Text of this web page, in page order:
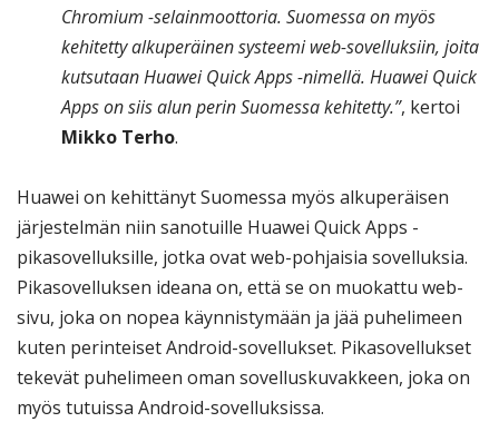
Chromium -selainmoottoria. Suomessa on myös
kehitetty alkuperäinen systeemi web-sovelluksiin, joita
kutsutaan Huawei Quick Apps -nimellä. Huawei Quick
Apps on siis alun perin Suomessa kehitetty.”, kertoi
Mikko Terho.
Huawei on kehittänyt Suomessa myös alkuperäisen
järjestelmän niin sanotuille Huawei Quick Apps -
pikasovelluksille, jotka ovat web-pohjaisia sovelluksia.
Pikasovelluksen ideana on, että se on muokattu web-
sivu, joka on nopea käynnistymään ja jää puhelimeen
kuten perinteiset Android-sovellukset. Pikasovellukset
tekevät puhelimeen oman sovelluskuvakkeen, joka on
myös tutuissa Android-sovelluksissa.